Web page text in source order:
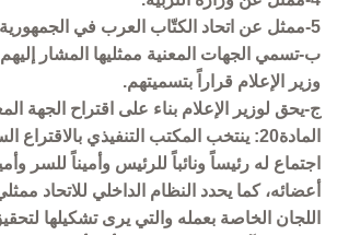
5-ممثل عن اتحاد الكتّاب العرب في الجمهورية العربية السورية.
ب-تسمي الجهات المعنية ممثليها المشار
وزير الإعلام قراراً بتسميتهم.
ج-يحق لوزير الإعلام بناء على اقتراح الجهة
المادة20: ينتخب المكتب التنفيذي
اجتماع له رئيساً ونائباً للرئيس وأميناً للسر
أعضائه، كما يحدد النظام الداخلي للاتحاد
اللجان الخاصة بعمله والتي يرى تشكيلها